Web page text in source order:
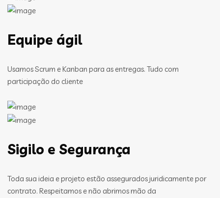
Equipe ágil
Usamos Scrum e Kanban para as entregas. Tudo com
participação do cliente
Sigilo e Segurança
Toda sua ideia e projeto estão assegurados juridicamente por
contrato. Respeitamos e não abrimos mão da